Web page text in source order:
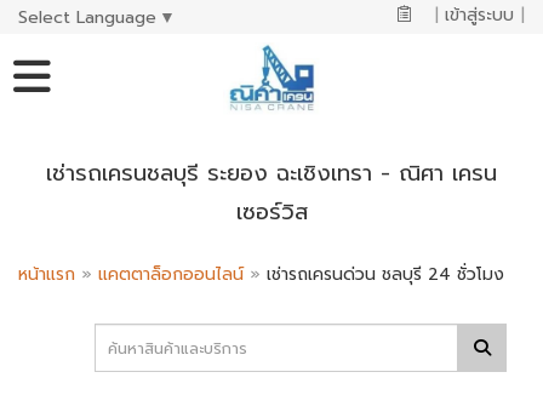
Select Language ▼ | เข้าสู่ระบบ |
เช่ารถเครนชลบุรี ระยอง ฉะเชิงเทรา - ณิศา เครน
เซอร์วิส
หน้าแรก » แคตตาล็อกออนไลน์ » เช่ารถเครนด่วน ชลบุรี 24 ชั่วโมง